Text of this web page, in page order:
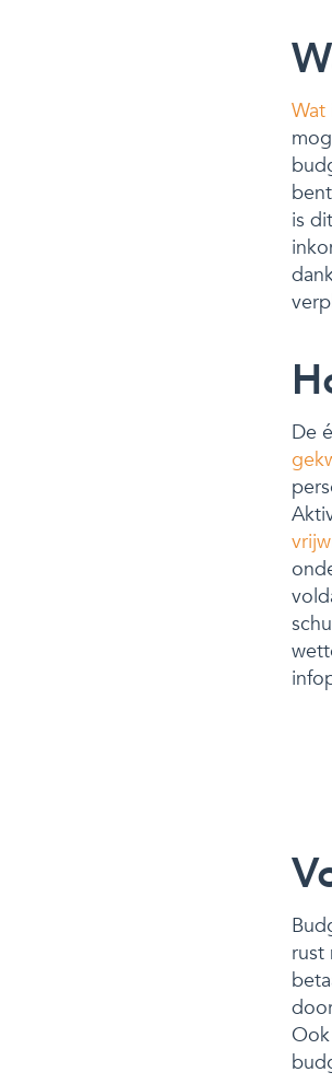
Wat
is
De
rust